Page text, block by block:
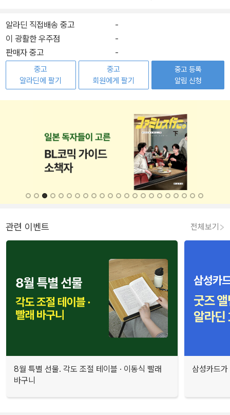
알라딘 직접배송 중고
-
이 광활한 우주점
-
판매자 중고
-
중고
알라딘에 팔기
중고
회원에게 팔기
중고 등록
알림 신청
관련 이벤트 전체보기
8월 특별 선물. 각도 조절 테이블 · 이동식 빨래
바구니
삼성카드